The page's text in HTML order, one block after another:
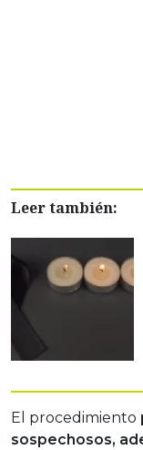
Leer también:
El procedimiento
sospechosos,